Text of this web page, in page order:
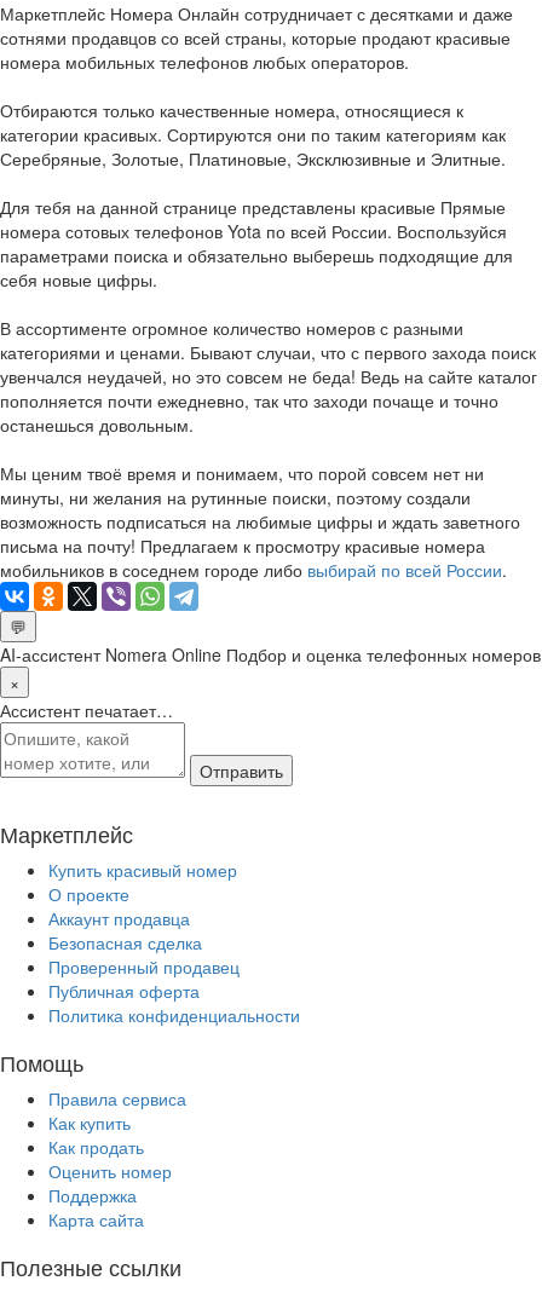
Маркетплейс Номера Онлайн сотрудничает с десятками и даже
сотнями продавцов со всей страны, которые продают красивые
номера мобильных телефонов любых операторов.
Отбираются только качественные номера, относящиеся к
категории красивых. Сортируются они по таким категориям как
Серебряные, Золотые, Платиновые, Эксклюзивные и Элитные.
Для тебя на данной странице представлены красивые Прямые
номера сотовых телефонов Yota по всей России. Воспользуйся
параметрами поиска и обязательно выберешь подходящие для
себя новые цифры.
В ассортименте огромное количество номеров с разными
категориями и ценами. Бывают случаи, что с первого захода поиск
увенчался неудачей, но это совсем не беда! Ведь на сайте каталог
пополняется почти ежедневно, так что заходи почаще и точно
останешься довольным.
Мы ценим твоё время и понимаем, что порой совсем нет ни
минуты, ни желания на рутинные поиски, поэтому создали
возможность подписаться на любимые цифры и ждать заветного
письма на почту! Предлагаем к просмотру красивые номера
мобильников в соседнем городе либо выбирай по всей России.
💬
AI-ассистент Nomera Online Подбор и оценка телефонных номеров
×
Ассистент печатает…
Отправить
Маркетплейс
Купить красивый номер
О проекте
Аккаунт продавца
Безопасная сделка
Проверенный продавец
Публичная оферта
Политика конфиденциальности
Помощь
Правила сервиса
Как купить
Как продать
Оценить номер
Поддержка
Карта сайта
Полезные ссылки